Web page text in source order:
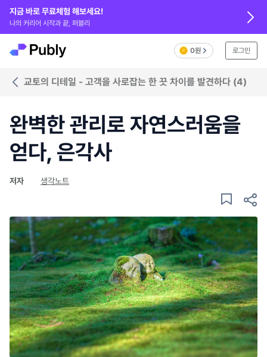
지금 바로 무료체험 해보세요!
나의 커리어 시작과 끝, 퍼블리
0원 로그인
교토의 디테일 - 고객을 사로잡는 한 끗 차이를 발견하다 (4)
완벽한 관리로 자연스러움을
얻다, 은각사
저자 생각노트